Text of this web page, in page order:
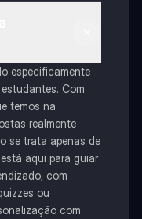
especificamente
Com
temos na
realmente
se trata apenas de
aqui para guiar
com
ou
com